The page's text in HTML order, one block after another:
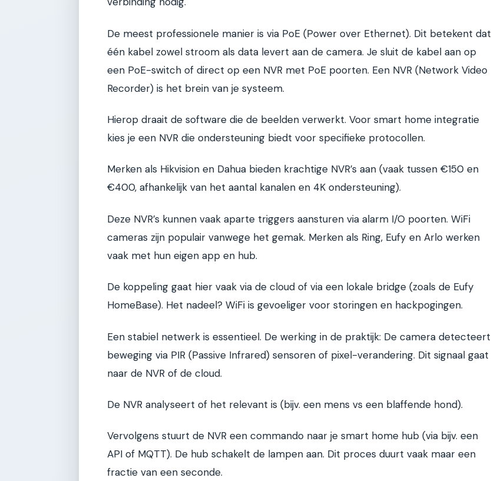
De meest professionele manier is via PoE (Power over Ethernet). Dit betekent dat
één kabel zowel stroom als data levert aan de camera. Je sluit de kabel aan op
een PoE-switch of direct op een NVR met PoE poorten. Een NVR (Network Video
Recorder) is het brein van je systeem.
Hierop draait de software die de beelden verwerkt. Voor smart home integratie
kies je een NVR die ondersteuning biedt voor specifieke protocollen.
Merken als Hikvision en Dahua bieden krachtige NVR’s aan (vaak tussen €150 en
€400, afhankelijk van het aantal kanalen en 4K ondersteuning).
Deze NVR’s kunnen vaak aparte triggers aansturen via alarm I/O poorten. WiFi
cameras zijn populair vanwege het gemak. Merken als Ring, Eufy en Arlo werken
vaak met hun eigen app en hub.
De koppeling gaat hier vaak via de cloud of via een lokale bridge (zoals de Eufy
HomeBase). Het nadeel? WiFi is gevoeliger voor storingen en hackpogingen.
Een stabiel netwerk is essentieel. De werking in de praktijk: De camera detecteert
beweging via PIR (Passive Infrared) sensoren of pixel-verandering. Dit signaal gaat
naar de NVR of de cloud.
De NVR analyseert of het relevant is (bijv. een mens vs een blaffende hond).
Vervolgens stuurt de NVR een commando naar je smart home hub (via bijv. een
API of MQTT). De hub schakelt de lampen aan. Dit proces duurt vaak maar een
fractie van een seconde.